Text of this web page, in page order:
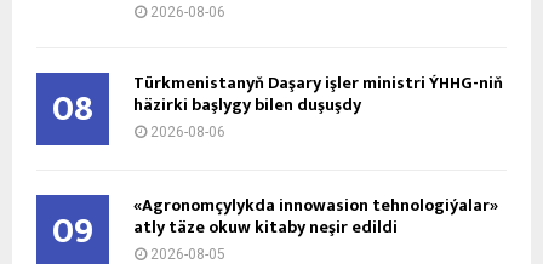
2026-08-06
08 Türkmenistanyň Daşary işler ministri ÝHHG-niň
häzirki başlygy bilen duşuşdy
2026-08-06
09 «Agronomçylykda innowasion tehnologiýalar»
atly täze okuw kitaby neşir edildi
2026-08-05